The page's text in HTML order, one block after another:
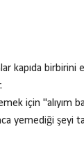
kapıda birbirini
için "alıyım
yemediği şeyi